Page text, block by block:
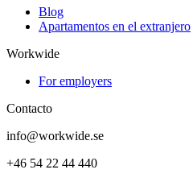
Blog
Apartamentos en el extranjero
Workwide
For employers
Contacto
info@workwide.se
+46 54 22 44 440